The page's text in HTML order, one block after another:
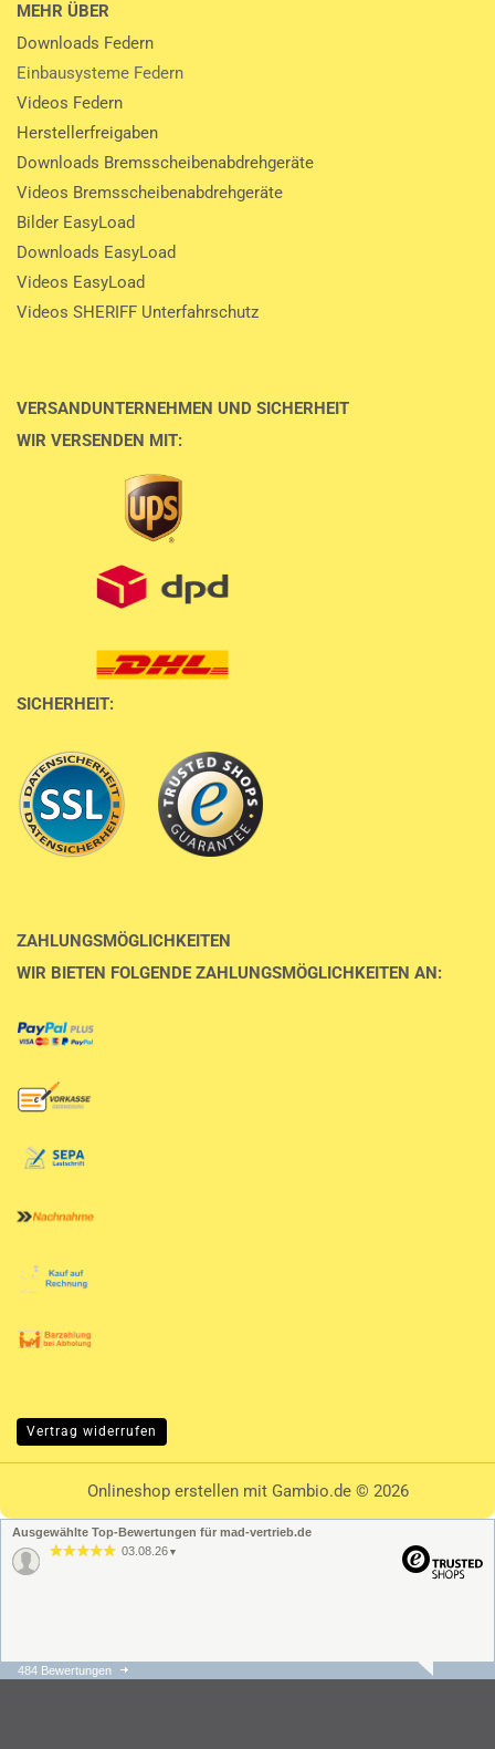
MEHR ÜBER
Downloads Federn
Einbausysteme Federn
Videos Federn
Herstellerfreigaben
Downloads Bremsscheibenabdrehgeräte
Videos Bremsscheibenabdrehgeräte
Bilder EasyLoad
Downloads EasyLoad
Videos EasyLoad
Videos SHERIFF Unterfahrschutz
VERSANDUNTERNEHMEN UND SICHERHEIT
WIR VERSENDEN MIT:
SICHERHEIT:
ZAHLUNGSMÖGLICHKEITEN
WIR BIETEN FOLGENDE ZAHLUNGSMÖGLICHKEITEN AN:
Vertrag widerrufen
Onlineshop erstellenmit Gambio.de © 2026
Ausgewählte Top-Bewertungen für mad-vertrieb.de
03.08.26 ▼
31.07.26
484 Bewertungen